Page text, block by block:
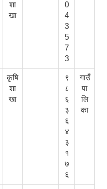
शा
खा
0
4
3
5
7
3
कृषि
शा
खा
९
८
६
३
६
४
३
१
७
६
गाउँ
पा
लि
का